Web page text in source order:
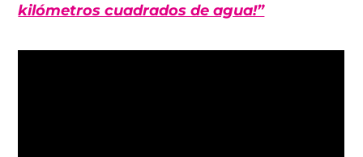
kilómetros cuadrados de agua!”